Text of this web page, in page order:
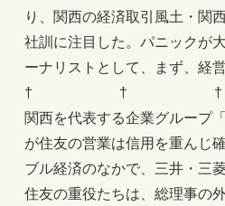
り、関西の経済取引風土・関
社訓に注目した。パニックが
ーナリストとして、まず、経
† † †
関西を代表する企業グループ
が住友の営業は信用を重んじ
ブル経済のなかで、三井・三
住友の重役たちは、総理事の